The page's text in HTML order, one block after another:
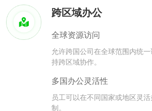
跨区域办公
全球资源访问
允许跨国公司在全球范围内统
持跨区域协作。
多国办公灵活性
员工可以在不同国家或地区灵
制。